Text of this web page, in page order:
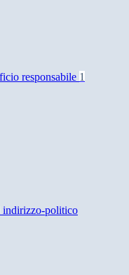
responsabile 1
indirizzo-politico